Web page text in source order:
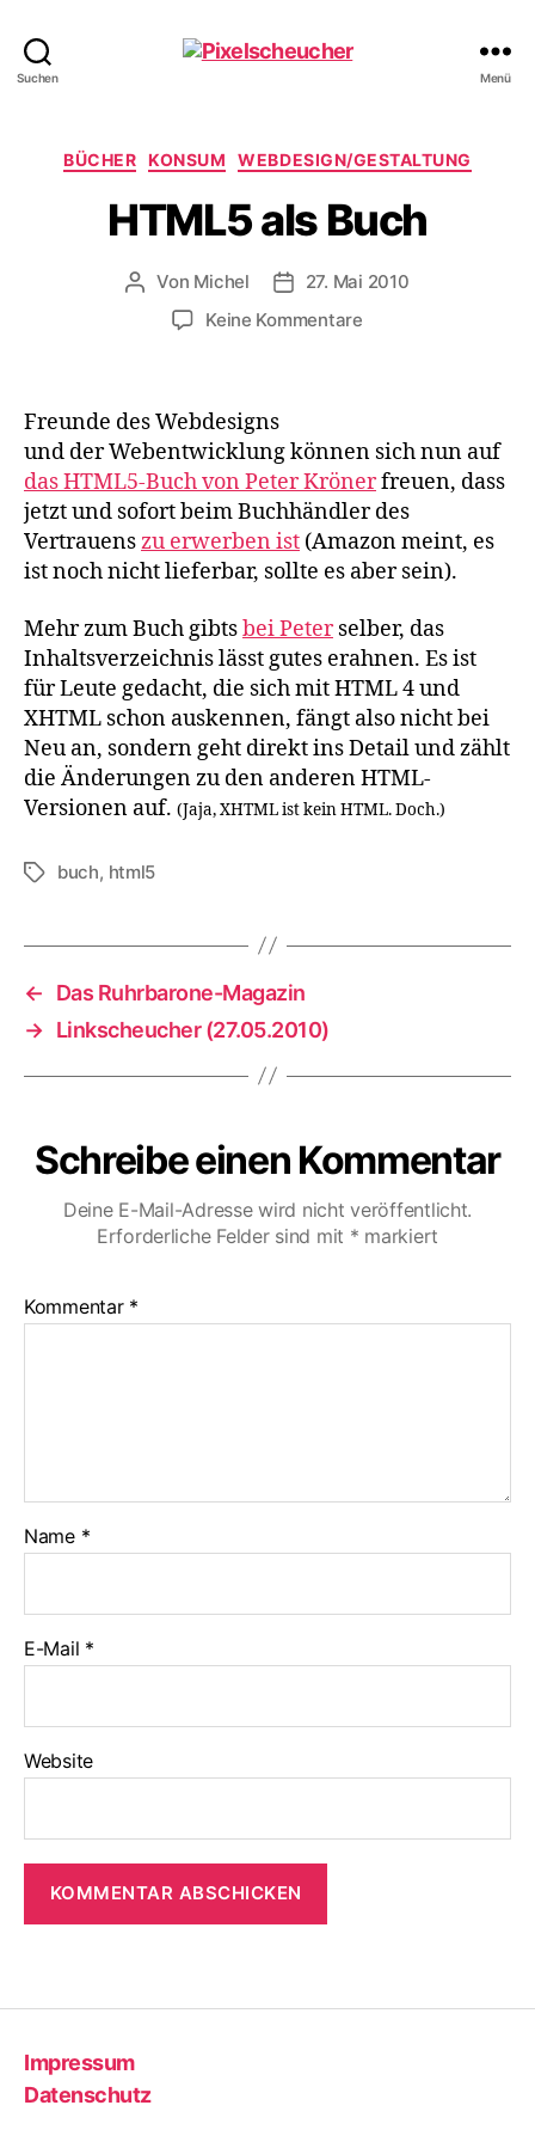
Suchen Menü
Kategorien
BÜCHER KONSUM WEBDESIGN/GESTALTUNG
HTML5 als Buch
Beitragsautor
Von Michel Veröffentlichungsdatum
27. Mai 2010
Keine Kommentarezu
Freunde des Webdesigns
und der Webentwicklung können sich nun auf
das HTML5-Buch von Peter Krönerfreuen, dass
jetzt und sofort beim Buchhändler des
Vertrauenszu erwerben ist (Amazon meint, es
ist noch nicht lieferbar, sollte es aber sein).
Mehr zum Buch gibtsbei Peterselber, das
Inhaltsverzeichnis lässt gutes erahnen. Es ist
für Leute gedacht, die sich mit HTML 4 und
XHTML schon auskennen, fängt also nicht bei
Neu an, sondern geht direkt ins Detail und zählt
die Änderungen zu den anderen HTML-
Versionen auf. (Jaja, XHTML ist kein HTML. Doch.)
Schlagwörter
buch, html5
←
Das Ruhrbarone-Magazin
→ Linkscheucher (27.05.2010)
Schreibe einen Kommentar
Deine E-Mail-Adresse wird nicht veröffentlicht.
Erforderliche Felder sind mit * markiert
Kommentar *
Name *
E-Mail *
Website
Impressum
Datenschutz